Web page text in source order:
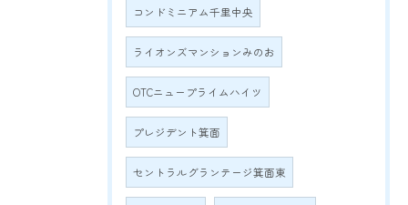
コンドミニアム千里中央
ライオンズマンションみのお
OTCニュープライムハイツ
プレジデント箕面
セントラルグランテージ箕面東